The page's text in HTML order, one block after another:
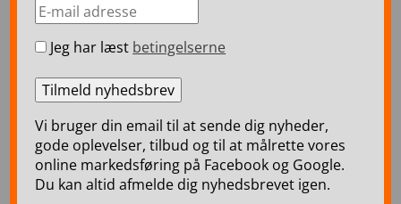
Forside>Rejser til Italien>Flodkrydstogt i Italien
Luksus flodkrydstogt fra
Venedig – 7 dage
Oplev et vidunderligt flodkrydstogt fra
Jeg har læst betingelserne
Vi bruger din email til at sende dig nyheder,
gode oplevelser, tilbud og til at målrette vores
online markedsføring på Facebook og Google.
Du kan altid afmelde dig nyhedsbrevet igen.